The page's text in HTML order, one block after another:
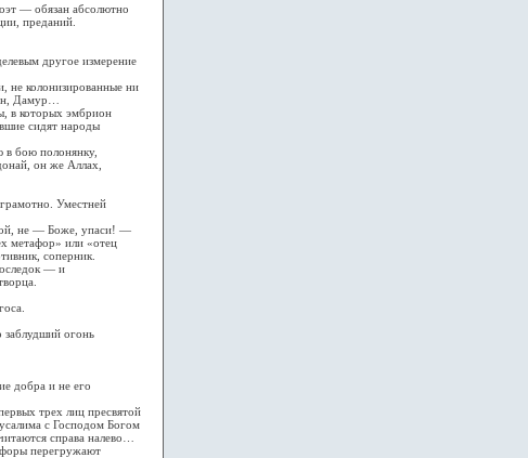
— обязан абсолютно
преданий.
другое измерение
не колонизированные ни
Дамур…
в которых эмбрион
сидят народы
бою полонянку,
он же Аллах,
Уместней
не — Боже, упаси! —
метафор» или «отец
соперник.
— и
огонь
добра и не его
трех лиц пресвятой
с Господом Богом
справа налево…
перегружают